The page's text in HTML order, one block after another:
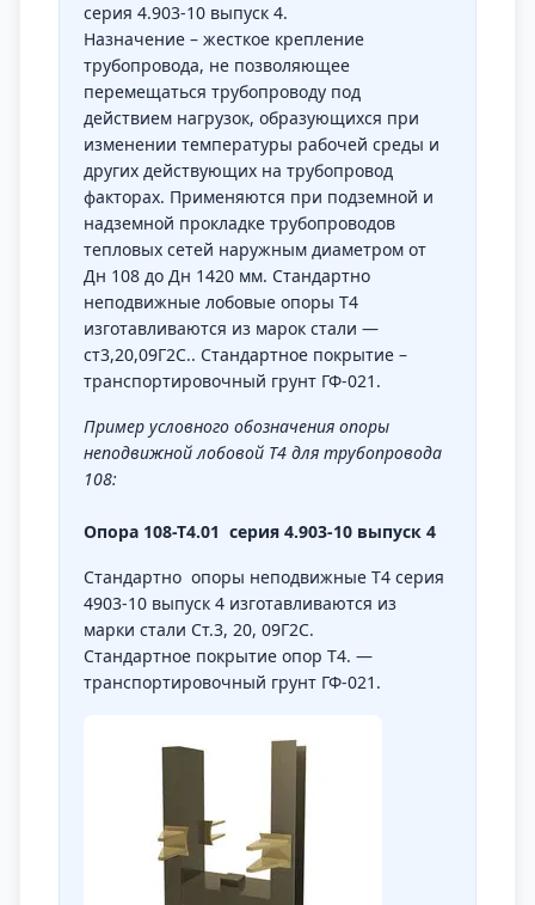
серия 4.903-10 выпуск 4.
Назначение – жесткое крепление
трубопровода, не позволяющее
перемещаться трубопроводу под
действием нагрузок, образующихся при
изменении температуры рабочей среды и
других действующих на трубопровод
факторах. Применяются при подземной и
надземной прокладке трубопроводов
тепловых сетей наружным диаметром от
Дн 108 до Дн 1420 мм. Стандартно
неподвижные лобовые опоры Т4
изготавливаются из марок стали —
ст3,20,09Г2С.. Стандартное покрытие –
транспортировочный грунт ГФ-021.
Пример условного обозначения опоры
неподвижной лобовой Т4 для трубопровода
108:
Опора 108-Т4.01 серия 4.903-10 выпуск 4
Стандартно опоры неподвижные Т4 серия
4903-10 выпуск 4 изготавливаются из
марки стали Ст.3, 20, 09Г2С.
Стандартное покрытие опор Т4. —
транспортировочный грунт ГФ-021.